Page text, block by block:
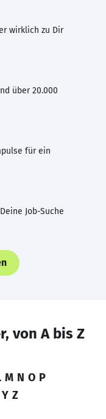
wirklich zu Dir
über 20.000
für ein
Job-Suche
von A bis Z
M N O P
Y Z